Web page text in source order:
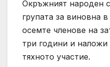
Окръжният народен
групата за виновна
осемте членове на
три години и наложи
тяхното участие.